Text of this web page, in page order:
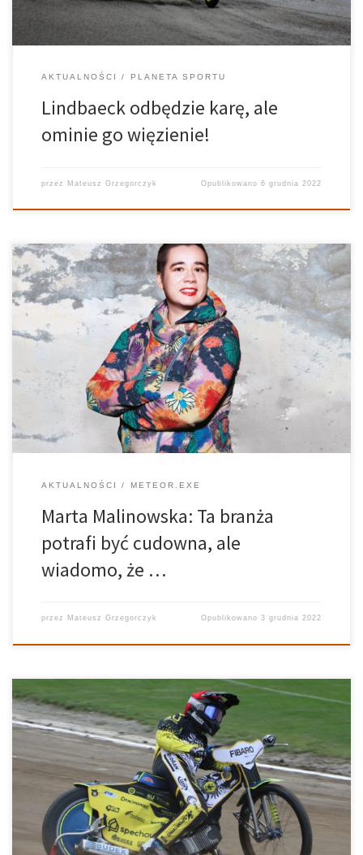
AKTUALNOŚCI PLANETA SPORTU
Lindbaeck odbędzie karę, ale
ominie go więzienie!
przez Mateusz Grzegorczyk Opublikowano6 grudnia 2022
30 listopada w Centrum Szyfrów Enigma miało miejsce spotkanie
z „Pisarką w świecie gier”, a była nią Marta Malinowska. Było to
ostatnie spotkanie z cyklu Pikselowa Rewolucja, zainicjowanego
przy współpracy CSE z Instytutem Filmu, Mediów i Sztuk
Audiowizualnych UAM. Podczas […]
AKTUALNOŚCI METEOR.EXE
Marta Malinowska: Ta branża
potrafi być cudowna, ale
wiadomo, że …
przez Mateusz Grzegorczyk Opublikowano3 grudnia 2022
Drużyna PSŻ-u Poznań w przyszłorocznych rozgrywkach
żużlowych będzie beniaminkiem na pierwszoligowych torach.
Działaczom udało się skompletować dość młody zespół, który
jest pełen ambicji do walki na wyższym szczeblu żużlowych
zmagań. Jakub Kozaczyk jest przekonany o tym, że jego drużyna
zdoła […]